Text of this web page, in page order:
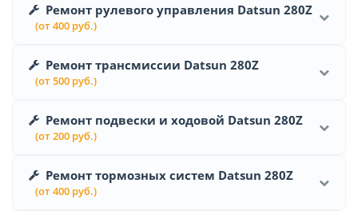
Ремонт рулевого управления Datsun 280Z
(от 400 руб.)
Ремонт трансмиссии Datsun 280Z
(от 500 руб.)
Ремонт подвески и ходовой Datsun 280Z
(от 200 руб.)
Ремонт тормозных систем Datsun 280Z
(от 400 руб.)